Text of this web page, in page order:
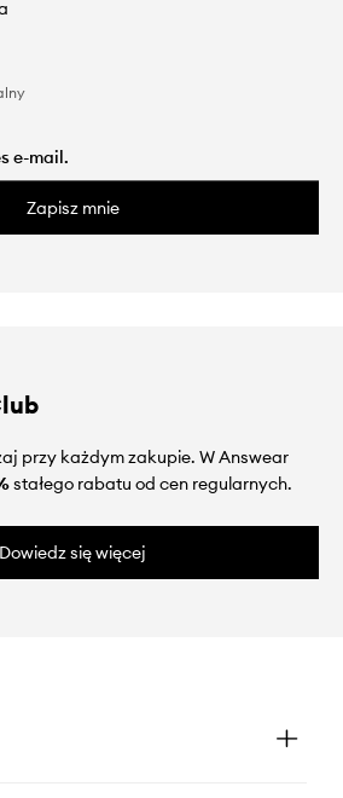
Zapisz mnie
przy każdym zakupie. W Answear
stałego rabatu od cen regularnych.
Dowiedz się więcej